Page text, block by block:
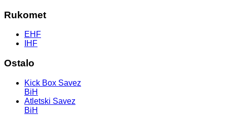
Rukomet
EHF
IHF
Ostalo
Kick Box Savez
BiH
Atletski Savez
BiH